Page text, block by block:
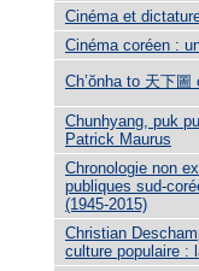
Cinéma et
Cinéma coréen :
Ch’ŏnha to 天下
Chunhyang, puk
Patrick Maurus
Chronologie non
publiques sud-
(1945-2015)
Christian
culture populaire :